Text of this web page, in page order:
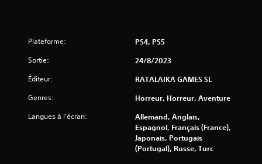
1
Plateforme: PS4, PS5
Sortie: 24/8/2023
Éditeur: RATALAIKA GAMES SL
Genres: Horreur, Horreur, Aventure
Langues à l'écran:
Allemand, Anglais,
Espagnol, Français (France),
Japonais, Portugais
(Portugal), Russe, Turc